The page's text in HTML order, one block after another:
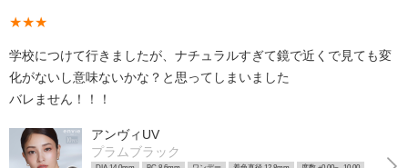
★★★
学校につけて行きましたが、ナチュラルすぎて鏡で近くで見ても変
化がないし意味ないかな？と思ってしまいました
バレません！！！
アンヴィUV
プラムブラック